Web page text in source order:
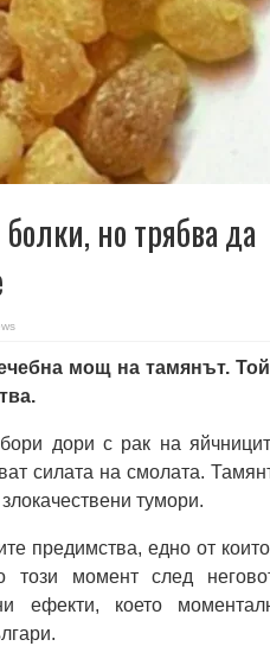
но трябва да
мощ на тамянът.
дори с рак на
силата на смолата.
тумори.
предимства, едно от
този момент след
ефекти, което